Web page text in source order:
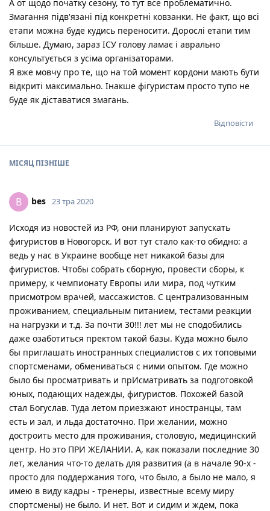
А от щодо початку сезону, то тут все проблематично.
Змагання підв'язані під конкретні ковзанки. Не факт, що всі
етапи можна буде кудись переносити. Дорослі етапи тим
більше. Думаю, зараз ІСУ голову ламає і аврально
консультується з усіма організаторами.
Я вже мовчу про те, що на той момент кордони мають бути
відкриті максимально. Інакше фігуристам просто тупо не
буде як діставатися змагань.
Відповісти
МІСЯЦ ПІЗНІШЕ
B bes 23 тра 2020
Исходя из новостей из РФ, они планируют запускать
фигуристов в Новогорск. И вот тут стало как-то обидно: а
ведь у нас в Украине вообще нет никакой базы для
фигуристов. Чтобы собрать сборную, провести сборы, к
примеру, к чемпионату Европы или мира, под чутким
присмотром врачей, массажистов. С централизованным
проживанием, специальным питанием, тестами реакции
на нагрузки и т.д. За почти 30!!! лет мы не сподобились
даже озаботиться пректом такой базы. Куда можно было
бы приглашать иностранных специалистов с их топовыми
спортсменами, обмениваться с ними опытом. Где можно
было бы просматривать и прИсматривать за подготовкой
юных, подающих надежды, фигуристов. Похожей базой
стал Богуслав. Туда летом приезжают иностранцы, там
есть и зал, и льда достаточно. При желании, можно
достроить место для проживания, столовую, медицинский
центр. Но это ПРИ ЖЕЛАНИИ. А, как показали последние 30
лет, желания что-то делать для развития (а в начале 90-х -
просто для поддержания того, что было, а было не мало, я
имею в виду кадры - тренеры, известные всему миру
спортсмены) не было. И нет. Вот и сидим и ждем, пока